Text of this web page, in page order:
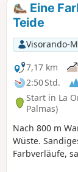
Eine
Teide
Visorando-
7,17 km
2:50 Std.
Start in La
Palmas)
Nach 800 m
Wüste.
Farbverläufe,